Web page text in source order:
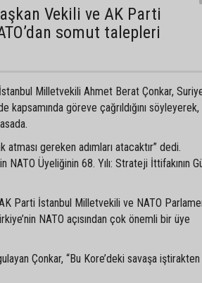
Vekili ve AK Parti
somut talepleri
Milletvekili Ahmet Berat Çonkar,
kapsamında göreve çağrıldığını söyleyerek,
gereken adımları atacaktır” dedi.
NATO Üyeliğinin 68. Yılı: Strateji İttifakının
Parti İstanbul Milletvekili ve NATO
NATO açısından çok önemli bir üye
Çonkar, “Bu Kore’deki savaşa iştirakten